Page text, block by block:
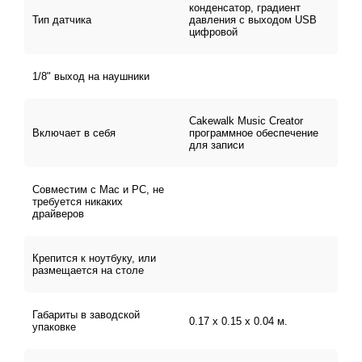
В процессе сбора микрофон проходит множество
тестов, предъявляя конечному пользователю только
профессиональное звучание и безупречную
может сам выбирать настройки диафрагмы – круговые
• круговая – захватывает широкий диапазон, с
помощью чего можно использовать сразу же несколько
Профессиональный аудиосигнал обеспечивается
Тип датчика
конденсатор, градиент
давления с выходом USB
цифровой
1/8" выход на наушники
Включает в себя
Cakewalk Music Creator
программное обеспечение
для записи
Совместим с Mac и PC, не
требуется никаких
драйверов
Крепится к ноутбуку, или
размещается на столе
Габариты в заводской
упаковке
0.17 x 0.15 x 0.04 м.